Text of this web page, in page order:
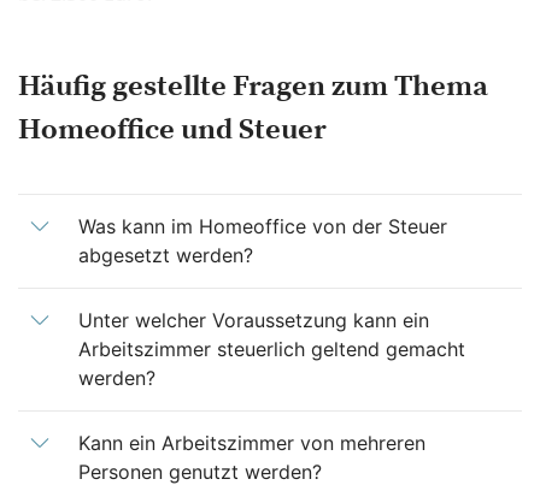
Häufig gestellte Fragen zum Thema
Homeoffice und Steuer
Was kann im Homeoffice von der Steuer
abgesetzt werden?
Unter welcher Voraussetzung kann ein
Arbeitszimmer steuerlich geltend gemacht
werden?
Kann ein Arbeitszimmer von mehreren
Personen genutzt werden?